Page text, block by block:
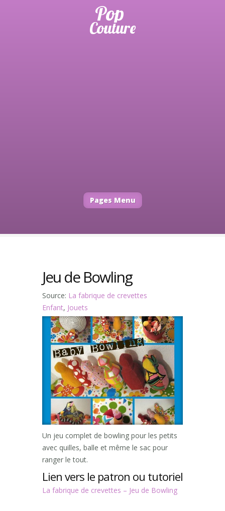
Pages Menu
Jeu de Bowling
Source: La fabrique de crevettes
Enfant, Jouets
Un jeu complet de bowling pour les petits
avec quilles, balle et même le sac pour
ranger le tout.
Lien vers le patron ou tutoriel
La fabrique de crevettes – Jeu de Bowling